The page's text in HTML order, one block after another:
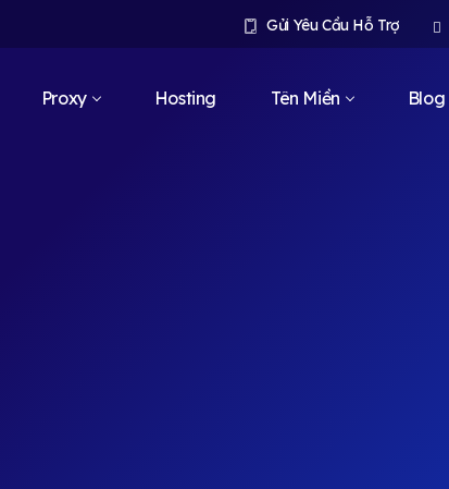
Gửi Yêu Cầu Hỗ Trợ
Proxy Hosting Tên Miền Blog